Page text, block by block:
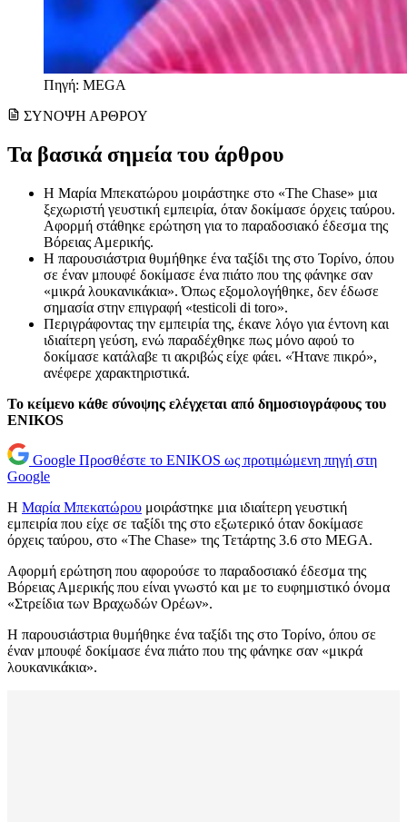
Πηγή: MEGA
ΣΥΝΟΨΗ ΑΡΘΡΟΥ
Τα βασικά σημεία του άρθρου
Η Μαρία Μπεκατώρου μοιράστηκε στο «The Chase» μια
ξεχωριστή γευστική εμπειρία, όταν δοκίμασε όρχεις ταύρου.
Αφορμή στάθηκε ερώτηση για το παραδοσιακό έδεσμα της
Βόρειας Αμερικής.
Η παρουσιάστρια θυμήθηκε ένα ταξίδι της στο Τορίνο, όπου
σε έναν μπουφέ δοκίμασε ένα πιάτο που της φάνηκε σαν
«μικρά λουκανικάκια». Όπως εξομολογήθηκε, δεν έδωσε
σημασία στην επιγραφή «testicoli di toro».
Περιγράφοντας την εμπειρία της, έκανε λόγο για έντονη και
ιδιαίτερη γεύση, ενώ παραδέχθηκε πως μόνο αφού το
δοκίμασε κατάλαβε τι ακριβώς είχε φάει. «Ήτανε πικρό»,
ανέφερε χαρακτηριστικά.
Το κείμενο κάθε σύνοψης ελέγχεται από δημοσιογράφους του
ENIKOS
Google Προσθέστε το ENIKOS ως προτιμώμενη πηγή στη
Google
Η Μαρία Μπεκατώρου μοιράστηκε μια ιδιαίτερη γευστική
εμπειρία που είχε σε ταξίδι της στο εξωτερικό όταν δοκίμασε
όρχεις ταύρου, στο «The Chase» της Τετάρτης 3.6 στο MEGA.
Αφορμή ερώτηση που αφορούσε το παραδοσιακό έδεσμα της
Βόρειας Αμερικής που είναι γνωστό και με το ευφημιστικό όνομα
«Στρείδια των Βραχωδών Ορέων».
Η παρουσιάστρια θυμήθηκε ένα ταξίδι της στο Τορίνο, όπου σε
έναν μπουφέ δοκίμασε ένα πιάτο που της φάνηκε σαν «μικρά
λουκανικάκια».